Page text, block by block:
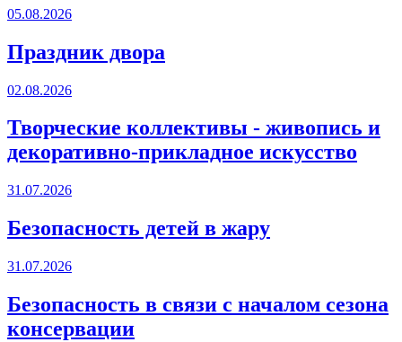
05.08.2026
Праздник двора
02.08.2026
Творческие коллективы - живопись и
декоративно-прикладное искусство
31.07.2026
Безопасность детей в жару
31.07.2026
Безопасность в связи с началом сезона
консервации